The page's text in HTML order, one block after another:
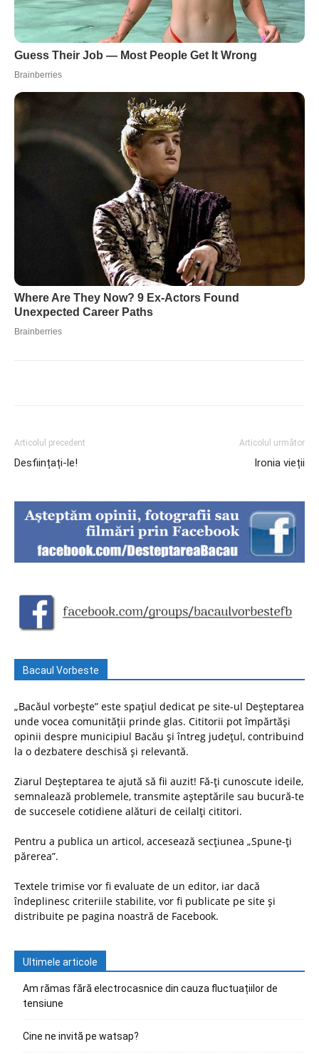
Articolul precedent
Desființați-le!
Articolul următor
Ironia vieții
Bacaul Vorbeste
„Bacăul vorbește” este spațiul dedicat pe site-ul Deșteptarea
unde vocea comunității prinde glas. Cititorii pot împărtăși
opinii despre municipiul Bacău și întreg județul, contribuind
la o dezbatere deschisă și relevantă.
Ziarul Deșteptarea te ajută să fii auzit! Fă-ți cunoscute ideile,
semnalează problemele, transmite așteptările sau bucură-te
de succesele cotidiene alături de ceilalți cititori.
Pentru a publica un articol, accesează secțiunea „Spune-ți
părerea”.
Textele trimise vor fi evaluate de un editor, iar dacă
îndeplinesc criteriile stabilite, vor fi publicate pe site și
distribuite pe pagina noastră de Facebook.
Ultimele articole
Am rămas fără electrocasnice din cauza fluctuațiilor de
tensiune
Cine ne invită pe watsap?